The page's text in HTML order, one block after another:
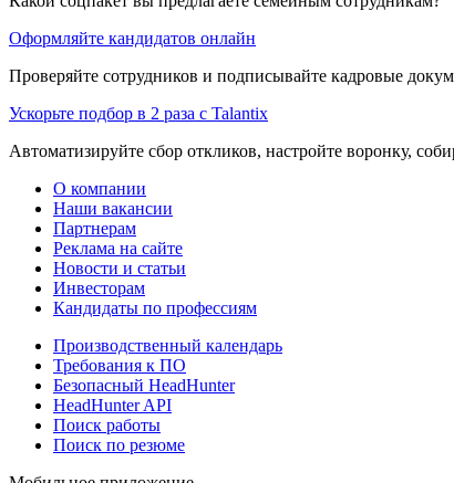
Оформляйте кандидатов онлайн
Проверяйте сотрудников и подписывайте кадровые
Ускорьте подбор в 2 раза с Talantix
Автоматизируйте сбор откликов, настройте воронку,
О компании
Наши вакансии
Партнерам
Реклама на сайте
Новости и статьи
Инвесторам
Кандидаты по профессиям
Производственный календарь
Требования к ПО
Безопасный HeadHunter
HeadHunter API
Поиск работы
Поиск по резюме